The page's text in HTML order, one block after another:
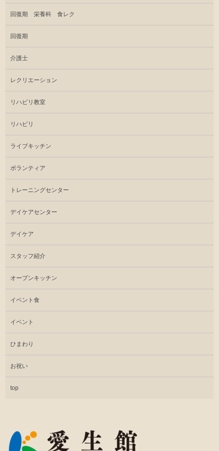
回復期 栄養科 食レク
回復期
介護士
レクリエーション
リハビリ教室
リハビリ
ライブキッチン
ボランティア
トレーニングセンター
デイケアセンター
デイケア
スタッフ紹介
オープンキッチン
イベント食
イベント
ひまわり
お祝い
top